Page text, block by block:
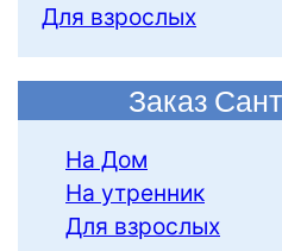
Для взрослых
Заказ
На Дом
На утренник
Для взрослых